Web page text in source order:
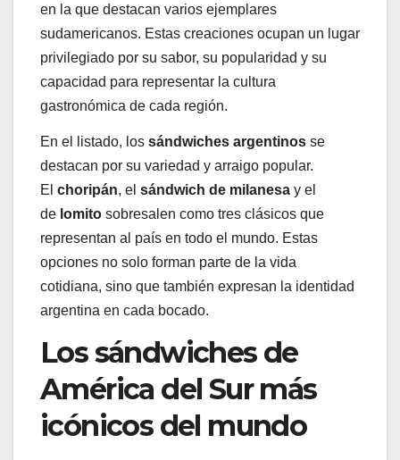
en la que destacan varios ejemplares
sudamericanos. Estas creaciones ocupan un lugar
privilegiado por su sabor, su popularidad y su
capacidad para representar la cultura
gastronómica de cada región.
En el listado, los sándwiches argentinos se
destacan por su variedad y arraigo popular.
El choripán, el sándwich de milanesa y el
de lomito sobresalen como tres clásicos que
representan al país en todo el mundo. Estas
opciones no solo forman parte de la vida
cotidiana, sino que también expresan la identidad
argentina en cada bocado.
Los sándwiches de
América del Sur más
icónicos del mundo